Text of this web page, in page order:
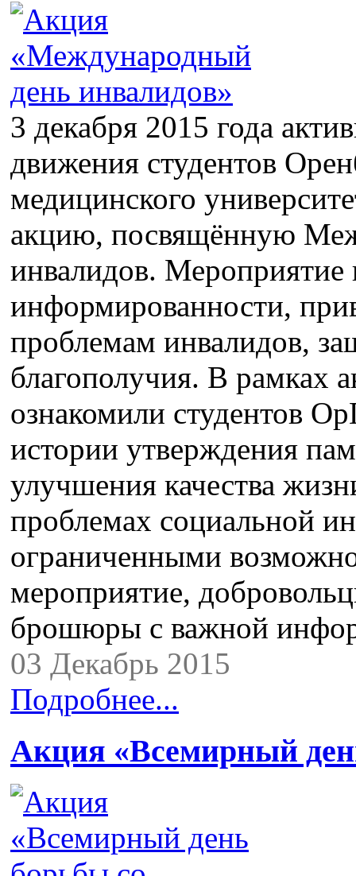
3 декабря 2015 года
движения студентов
медицинского
акцию, посвящённую
инвалидов.
информированности,
проблемам инвалидов,
благополучия. В рамках
ознакомили студентов
истории утверждения
улучшения качества
проблемах социальной
ограниченными
мероприятие,
брошюры с важной
03 Декабрь 2015
Подробнее...
Акция «Всемирный